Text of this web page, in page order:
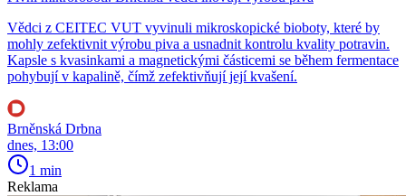
Vědci z CEITEC VUT vyvinuli mikroskopické bioboty, které by
mohly zefektivnit výrobu piva a usnadnit kontrolu kvality potravin.
Kapsle s kvasinkami a magnetickými částicemi se během fermentace
pohybují v kapalině, čímž zefektivňují její kvašení.
Brněnská Drbna
dnes, 13:00
1 min
Reklama